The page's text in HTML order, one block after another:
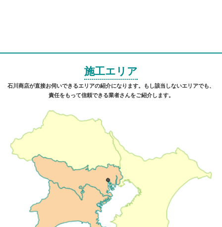
施工エリア
石川商店が直接お伺いできるエリアの紹介になります。もし該当しないエリアでも、
責任をもって信頼できる業者さんをご紹介します。